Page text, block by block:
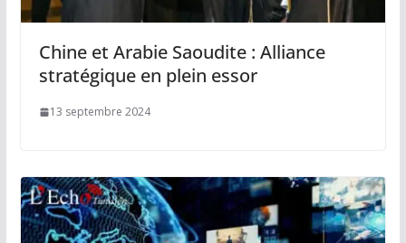
Chine et Arabie Saoudite : Alliance
stratégique en plein essor
13 septembre 2024